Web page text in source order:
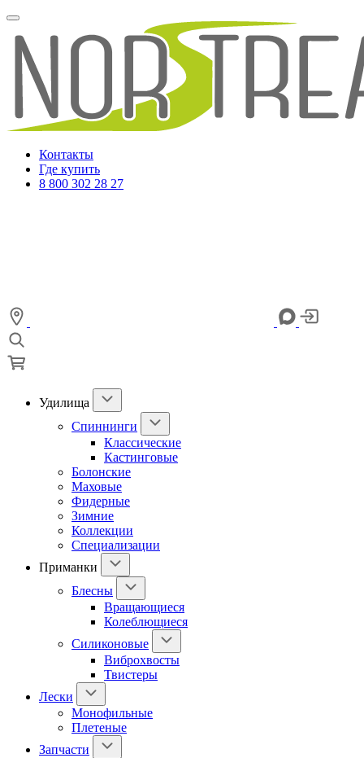
Контакты
Где купить
8 800 302 28 27
Удилища
Спиннинги
Классические
Кастинговые
Болонские
Маховые
Фидерные
Зимние
Коллекции
Специализации
Приманки
Блесны
Вращающиеся
Колеблющиеся
Силиконовые
Виброхвосты
Твистеры
Лески
Монофильные
Плетеные
Запчасти